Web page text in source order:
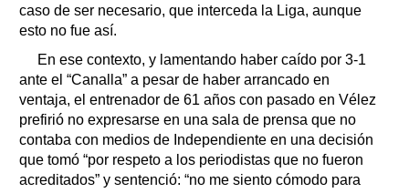
caso de ser necesario, que interceda la Liga, aunque
esto no fue así.
En ese contexto, y lamentando haber caído por 3-1
ante el “Canalla” a pesar de haber arrancado en
ventaja, el entrenador de 61 años con pasado en Vélez
prefirió no expresarse en una sala de prensa que no
contaba con medios de Independiente en una decisión
que tomó “por respeto a los periodistas que no fueron
acreditados” y sentenció: “no me siento cómodo para